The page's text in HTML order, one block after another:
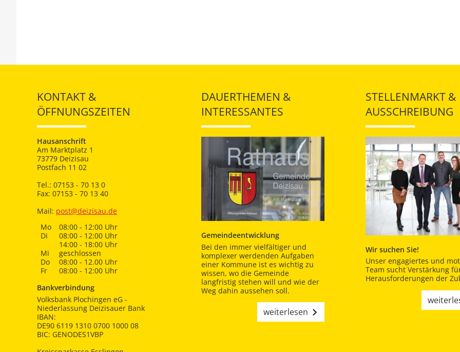
KONTAKT &
ÖFFNUNGSZEITEN
Hausanschrift
Am Marktplatz 1
73779 Deizisau
Postfach 11 02
Tel.: 07153 - 70 13 0
Fax: 07153 - 70 13 40
Mail: post@deizisau.de
Mo
08:00 - 12:00 Uhr
Di
08:00 - 12:00 Uhr
14:00 - 18:00 Uhr
Mi
geschlossen
Do
08:00 - 12.00 Uhr
Fr
08:00 - 12:00 Uhr
Bankverbindung
Volksbank Plochingen eG -
Niederlassung Deizisauer Bank
IBAN:
DE90 6119 1310 0700 1000 08
BIC: GENODES1VBP
DAUERTHEMEN &
INTERESSANTES
Gemeindeentwicklung
Bei den immer vielfältiger und
komplexer werdenden Aufgaben
einer Kommune ist es wichtig zu
wissen, wo die Gemeinde
langfristig stehen will und wie der
Weg dahin aussehen soll.
weiterlesen
STELLENMARKT &
AUSSCHREIBUNG
Wir suchen Sie!
Unser engagiertes und
Team sucht Verstärkung
Herausforderungen der